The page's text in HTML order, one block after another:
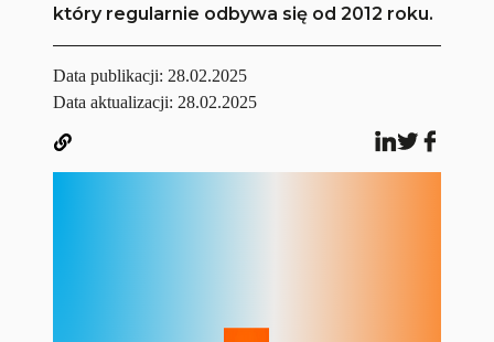
który regularnie odbywa się od 2012 roku.
Data publikacji: 28.02.2025
Data aktualizacji: 28.02.2025